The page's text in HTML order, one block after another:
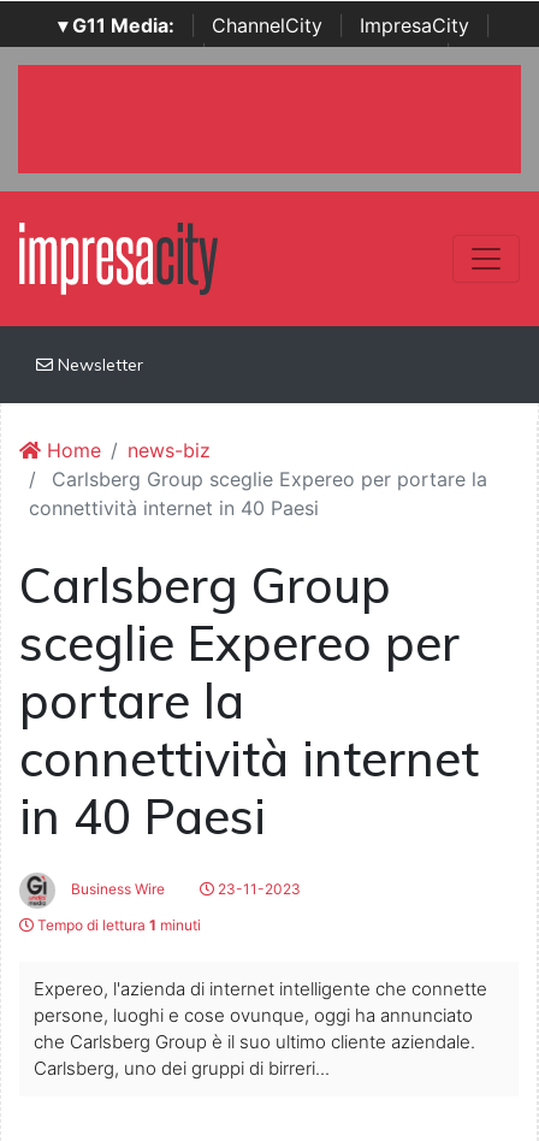
▾ G11 Media: ChannelCity ImpresaCity
SecurityOpenLab | Italian Channel Awards | Italian
Newsletter
Home
news-biz
Carlsberg Group sceglie Expereo per portare la
connettività internet in 40 Paesi
Carlsberg Group
sceglie Expereo per
portare la
connettività internet
in 40 Paesi
Business Wire
23-11-2023
Tempo di lettura 1 minuti
Expereo, l'azienda di internet intelligente che connette
persone, luoghi e cose ovunque, oggi ha annunciato
che Carlsberg Group è il suo ultimo cliente aziendale.
Carlsberg, uno dei gruppi di birreri...